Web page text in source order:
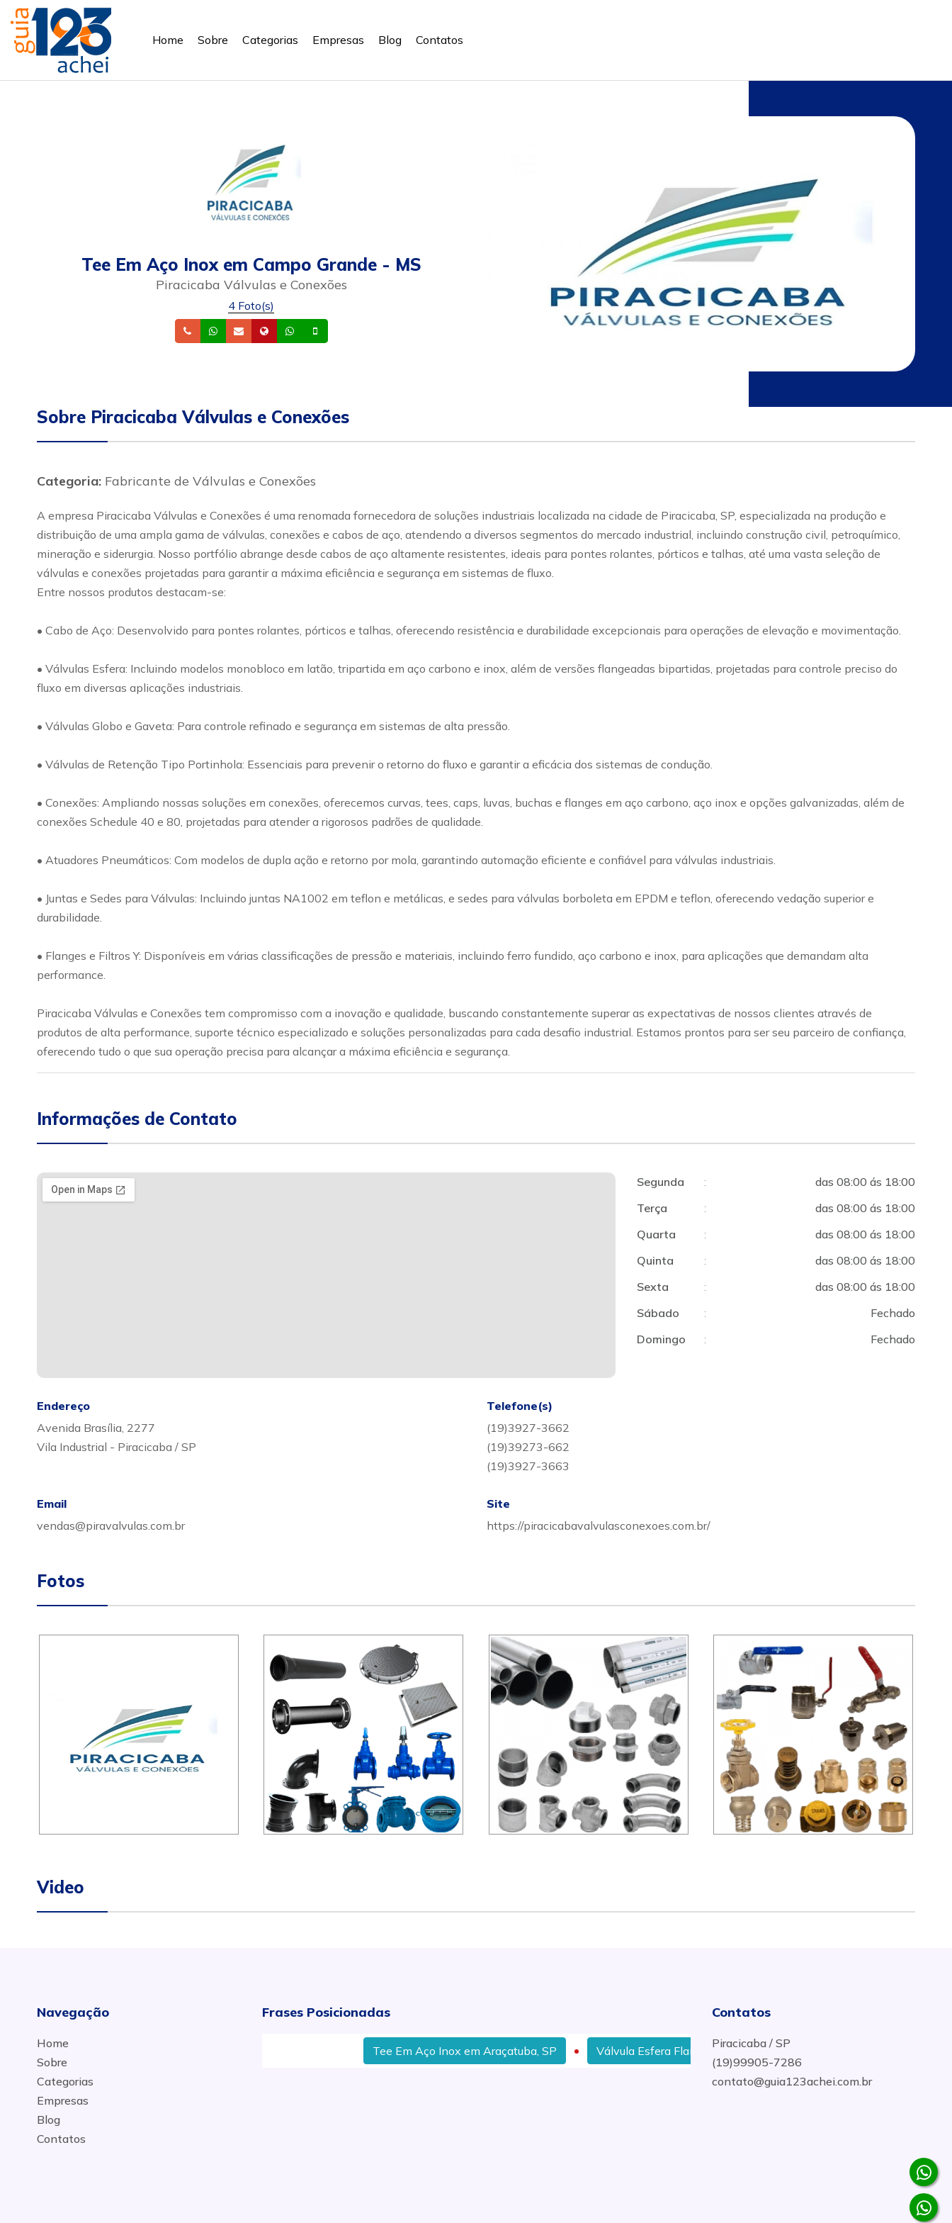
Home Sobre Categorias Empresas Blog Contatos
Tee Em Aço Inox em Campo Grande - MS
Piracicaba Válvulas e Conexões
4 Foto(s)
TelefoneWhatsapp
Email Site Whatsapp
Sobre Piracicaba Válvulas e Conexões
Categoria: Fabricante de Válvulas e Conexões
A empresa Piracicaba Válvulas e Conexões é uma renomada fornecedora de soluções industriais localizada na cidade de Piracicaba, SP, especializada na produção e
distribuição de uma ampla gama de válvulas, conexões e cabos de aço, atendendo a diversos segmentos do mercado industrial, incluindo construção civil, petroquímico,
mineração e siderurgia. Nosso portfólio abrange desde cabos de aço altamente resistentes, ideais para pontes rolantes, pórticos e talhas, até uma vasta seleção de
válvulas e conexões projetadas para garantir a máxima eficiência e segurança em sistemas de fluxo.
Entre nossos produtos destacam-se:
• Cabo de Aço: Desenvolvido para pontes rolantes, pórticos e talhas, oferecendo resistência e durabilidade excepcionais para operações de elevação e movimentação.
• Válvulas Esfera: Incluindo modelos monobloco em latão, tripartida em aço carbono e inox, além de versões flangeadas bipartidas, projetadas para controle preciso do
fluxo em diversas aplicações industriais.
• Válvulas Globo e Gaveta: Para controle refinado e segurança em sistemas de alta pressão.
• Válvulas de Retenção Tipo Portinhola: Essenciais para prevenir o retorno do fluxo e garantir a eficácia dos sistemas de condução.
• Conexões: Ampliando nossas soluções em conexões, oferecemos curvas, tees, caps, luvas, buchas e flanges em aço carbono, aço inox e opções galvanizadas, além de
conexões Schedule 40 e 80, projetadas para atender a rigorosos padrões de qualidade.
• Atuadores Pneumáticos: Com modelos de dupla ação e retorno por mola, garantindo automação eficiente e confiável para válvulas industriais.
• Juntas e Sedes para Válvulas: Incluindo juntas NA1002 em teflon e metálicas, e sedes para válvulas borboleta em EPDM e teflon, oferecendo vedação superior e
durabilidade.
• Flanges e Filtros Y: Disponíveis em várias classificações de pressão e materiais, incluindo ferro fundido, aço carbono e inox, para aplicações que demandam alta
performance.
Piracicaba Válvulas e Conexões tem compromisso com a inovação e qualidade, buscando constantemente superar as expectativas de nossos clientes através de
produtos de alta performance, suporte técnico especializado e soluções personalizadas para cada desafio industrial. Estamos prontos para ser seu parceiro de confiança,
oferecendo tudo o que sua operação precisa para alcançar a máxima eficiência e segurança.
Informações de Contato
Segunda :
das 08:00 ás 18:00
Terça
:
das 08:00 ás 18:00
Quarta
:
das 08:00 ás 18:00
Quinta
:
das 08:00 ás 18:00
Sexta
:
das 08:00 ás 18:00
Sábado
:
Fechado
Domingo
: Fechado
Endereço
Avenida Brasília, 2277
Vila Industrial - Piracicaba / SP
Telefone(s)
(19)3927-3662
(19)39273-662
(19)3927-3663
Email
vendas@piravalvulas.com.br
Site
https://piracicabavalvulasconexoes.com.br/
Fotos
Video
Navegação
Home
Sobre
Categorias
Empresas
Blog
Contatos
Frases Posicionadas
Tee Em Aço Inox em Araçatuba, SP Válvula Esfera Flangeada Bipartida Em Aço Inox em Piracicaba, SP
Contatos
Piracicaba / SP
(19)99905-7286
contato@guia123achei.com.br